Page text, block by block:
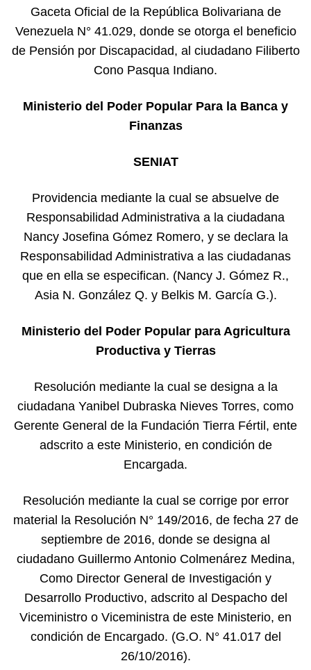
Gaceta Oficial de la República Bolivariana de
Venezuela N° 41.029, donde se otorga el beneficio
de Pensión por Discapacidad, al ciudadano Filiberto
Cono Pasqua Indiano.
Ministerio del Poder Popular Para la Banca y
Finanzas
SENIAT
Providencia mediante la cual se absuelve de
Responsabilidad Administrativa a la ciudadana
Nancy Josefina Gómez Romero, y se declara la
Responsabilidad Administrativa a las ciudadanas
que en ella se especifican. (Nancy J. Gómez R.,
Asia N. González Q. y Belkis M. García G.).
Ministerio del Poder Popular para Agricultura
Productiva y Tierras
Resolución mediante la cual se designa a la
ciudadana Yanibel Dubraska Nieves Torres, como
Gerente General de la Fundación Tierra Fértil, ente
adscrito a este Ministerio, en condición de
Encargada.
Resolución mediante la cual se corrige por error
material la Resolución N° 149/2016, de fecha 27 de
septiembre de 2016, donde se designa al
ciudadano Guillermo Antonio Colmenárez Medina,
Como Director General de Investigación y
Desarrollo Productivo, adscrito al Despacho del
Viceministro o Viceministra de este Ministerio, en
condición de Encargado. (G.O. N° 41.017 del
26/10/2016).